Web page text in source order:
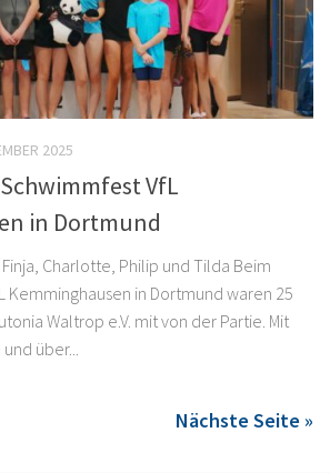
2025
VfL
in Dortmund
Charlotte, Philip und Tilda Beim
Kemminghausen in Dortmund waren 25
Waltrop e.V. mit von der Partie. Mit
über...
Nächste Seite »